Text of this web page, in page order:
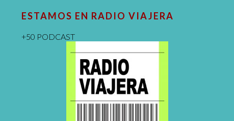
ESTAMOS EN RADIO VIAJERA
+50 PODCAST